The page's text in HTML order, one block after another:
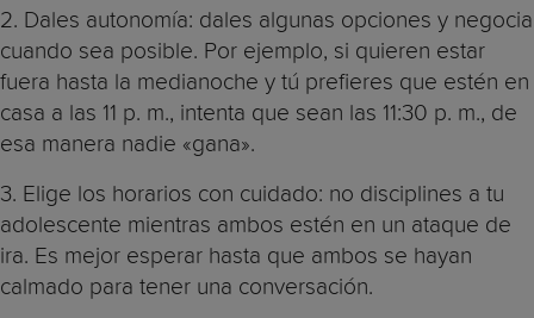
2. Dales autonomía: dales algunas opciones y negocia
cuando sea posible. Por ejemplo, si quieren estar
fuera hasta la medianoche y tú prefieres que estén en
casa a las 11 p. m., intenta que sean las 11:30 p. m., de
esa manera nadie «gana».
3. Elige los horarios con cuidado: no disciplines a tu
adolescente mientras ambos estén en un ataque de
ira. Es mejor esperar hasta que ambos se hayan
calmado para tener una conversación.